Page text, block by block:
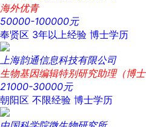
海外优青
50000-100000元
奉贤区 3年以上经验 博士学历
上海韵通信息科技有限公司
生物基因编辑特别研究助理（博士
21000-30000元
朝阳区 不限经验 博士学历